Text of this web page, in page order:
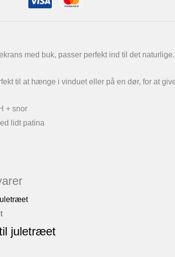
med buk, passer perfekt ind til det naturlige.
til at hænge i vinduet eller på en dør, for at
+ snor
lidt patina
juletræet